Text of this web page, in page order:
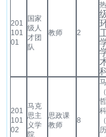
201
101
01
国家
级人
才团
队
教师 2
201
101
02
马克
思主
义学
院
思政课
教师
8